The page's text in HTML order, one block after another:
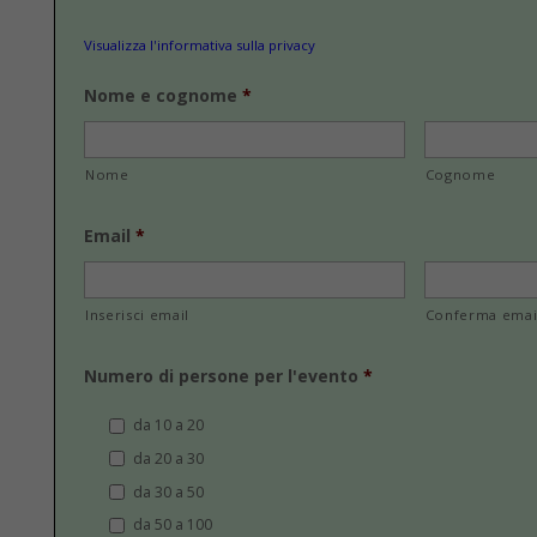
Visualizza l'informativa sulla privacy
Nome e cognome *
Nome Cognome
Email *
Inserisci email Conferma
Numero di persone per l'evento *
da 10 a 20
da 20 a 30
da 30 a 50
da 50 a 100